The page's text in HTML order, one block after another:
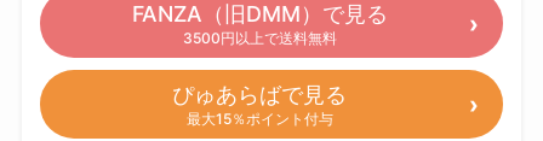
FANZA（旧DMM）で見る
3500円以上で送料無料
ぴゅあらばで見る
最大15％ポイント付与